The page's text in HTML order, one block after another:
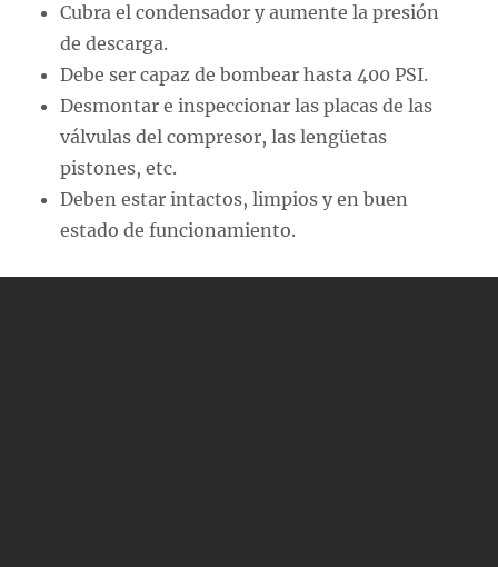
Cubra el condensador y aumente la presión
de descarga.
Debe ser capaz de bombear hasta 400 PSI.
Desmontar e inspeccionar las placas de las
válvulas del compresor, las lengüetas
pistones, etc.
Deben estar intactos, limpios y en buen
estado de funcionamiento.